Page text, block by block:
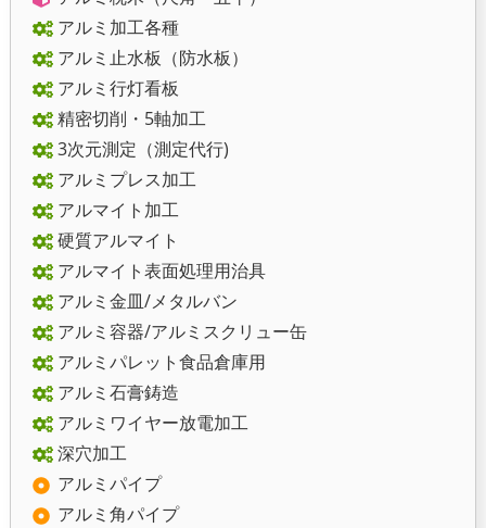
アルミ加工各種
アルミ止水板（防水板）
アルミ行灯看板
精密切削・5軸加工
3次元測定（測定代行)
アルミプレス加工
アルマイト加工
硬質アルマイト
アルマイト表面処理用治具
アルミ金皿/メタルバン
アルミ容器/アルミスクリュー缶
アルミパレット食品倉庫用
アルミ石膏鋳造
アルミワイヤー放電加工
深穴加工
アルミパイプ
アルミ角パイプ